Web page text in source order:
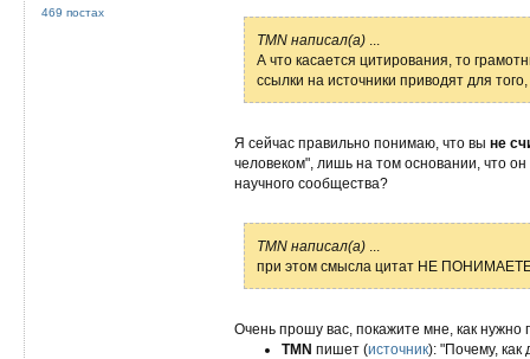
469 постах
TMN написал(а)
А что касается цитирования, то
ссылки на источники приводят для
Я сейчас правильно понимаю, что вы не
человеком", лишь на том основании, что он
научного сообщества?
TMN написал(а)
при этом смысла цитат НЕ
Очень прошу вас, покажите мне, как нужно
TMN пишет (источник): "Почему,